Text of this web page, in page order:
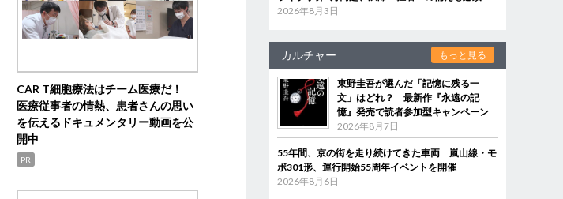
CAR T細胞療法はチーム医療だ！
医療従事者の情熱、患者さんの思い
を伝えるドキュメンタリー動画を公
開中
PR
2026年8月3日
カルチャー もっと見る
東野圭吾が選んだ「記憶に残る一
文」はどれ？ 最新作『永遠の記
憶』発売で読者参加型キャンペーン
2026年8月7日
55年間、京の街を走り続けてきた車両 嵐山線・モ
ボ301形、運行開始55周年イベントを開催
2026年8月6日